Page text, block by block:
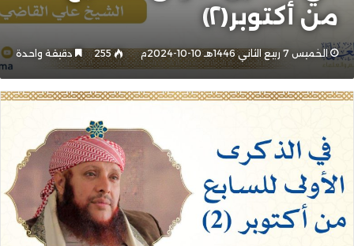
من أكتوبر(٢)
الخميس 7 ربيع الثاني 1446هـ 10-10-2024م 255 دقيقة واحدة